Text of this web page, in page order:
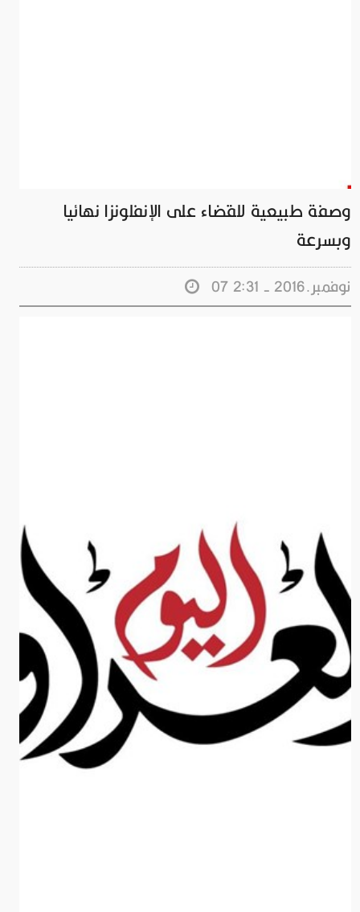
وصفة طبيعية للقضاء على الإنفلونزا نهائيا
وبسرعة
07 نوفمبر.2016 - 2:31